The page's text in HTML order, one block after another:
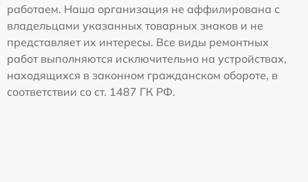
работаем. Наша организация не аффилирована с
владельцами указанных товарных знаков и не
представляет их интересы. Все виды ремонтных
работ выполняются исключительно на устройствах,
находящихся в законном гражданском обороте, в
соответствии со ст. 1487 ГК РФ.